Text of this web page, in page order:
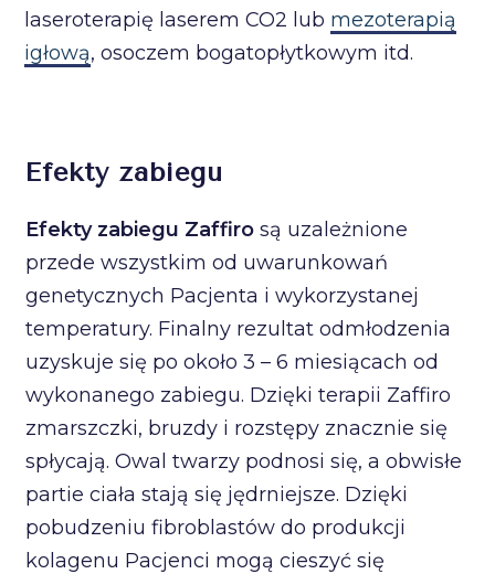
laseroterapię laserem CO2 lub mezoterapią
igłową, osoczem bogatopłytkowym itd.
Efekty zabiegu
Efekty zabiegu Zaffirosą uzależnione
przede wszystkim od uwarunkowań
genetycznych Pacjenta i wykorzystanej
temperatury. Finalny rezultat odmłodzenia
uzyskuje się po około 3 – 6 miesiącach od
wykonanego zabiegu. Dzięki terapii Zaffiro
zmarszczki, bruzdy i rozstępy znacznie się
spłycają. Owal twarzy podnosi się, a obwisłe
partie ciała stają się jędrniejsze. Dzięki
pobudzeniu fibroblastów do produkcji
kolagenu Pacjenci mogą cieszyć się